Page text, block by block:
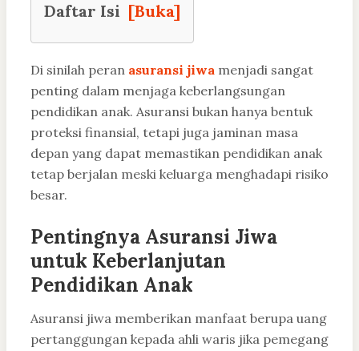
Daftar Isi [Buka]
Di sinilah peran asuransi jiwa menjadi sangat
penting dalam menjaga keberlangsungan
pendidikan anak. Asuransi bukan hanya bentuk
proteksi finansial, tetapi juga jaminan masa
depan yang dapat memastikan pendidikan anak
tetap berjalan meski keluarga menghadapi risiko
besar.
Pentingnya Asuransi Jiwa
untuk Keberlanjutan
Pendidikan Anak
Asuransi jiwa memberikan manfaat berupa uang
pertanggungan kepada ahli waris jika pemegang